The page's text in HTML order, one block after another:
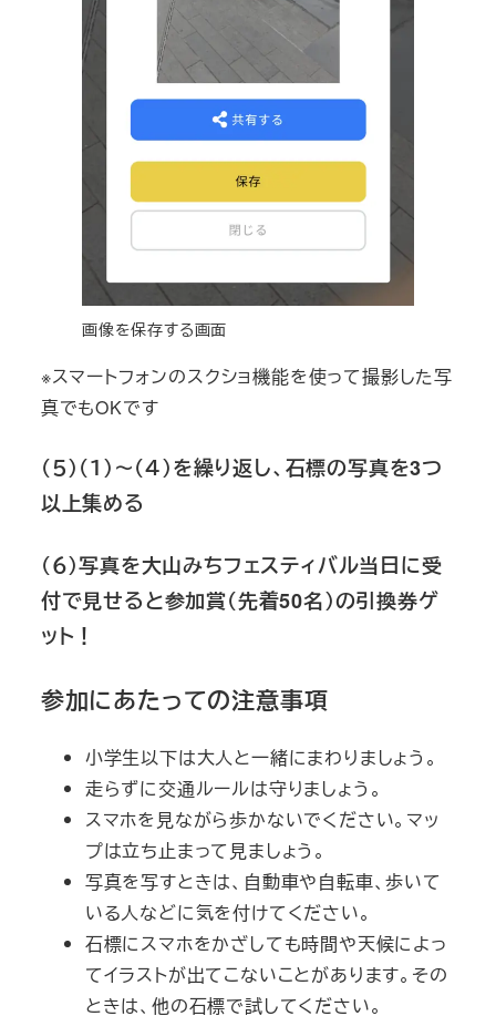
画像を保存する画面
※スマートフォンのスクショ機能を使って撮影した写
真でもOKです
（５）（１）～（４）を繰り返し、石標の写真を3つ
以上集める
（６）写真を大山みちフェスティバル当日に受
付で見せると参加賞（先着50名）の引換券ゲ
ット！
参加にあたっての注意事項
小学生以下は大人と一緒にまわりましょう。
走らずに交通ルールは守りましょう。
スマホを見ながら歩かないでください。マッ
プは立ち止まって見ましょう。
写真を写すときは、自動車や自転車、歩いて
いる人などに気を付けてください。
石標にスマホをかざしても時間や天候によっ
てイラストが出てこないことがあります。その
ときは、他の石標で試してください。